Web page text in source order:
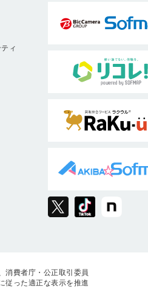
ィ
消費者庁・公正取引委員
従った適正な表示を推進